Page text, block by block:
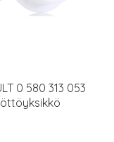
0 580 313 053